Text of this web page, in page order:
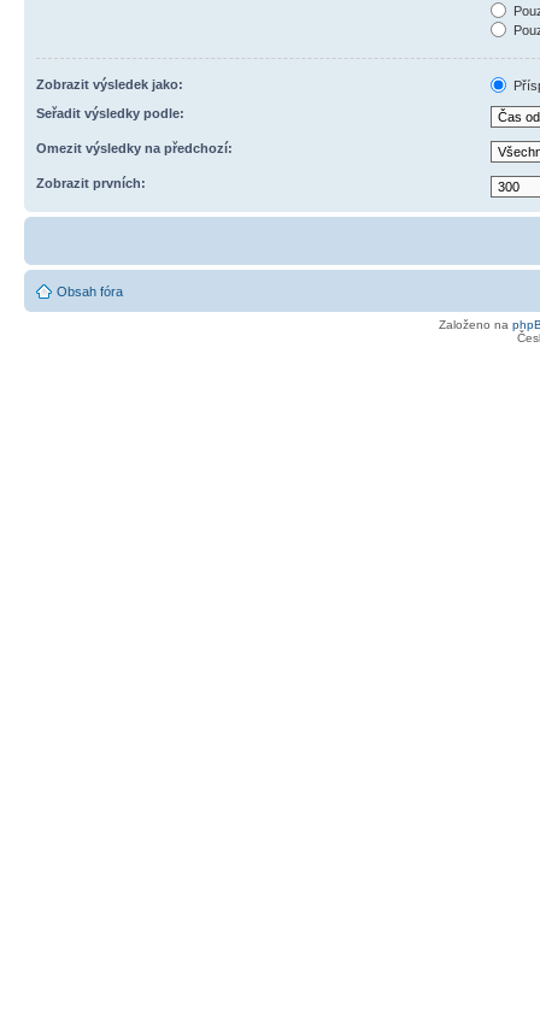
Zobrazit výsledek jako:
Seřadit výsledky podle:
Omezit výsledky na předchozí:
Zobrazit prvních:
Obsah fóra
Založeno na